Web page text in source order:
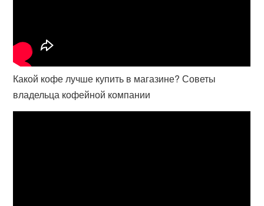
Какой кофе лучше купить в магазине? Советы
владельца кофейной компании